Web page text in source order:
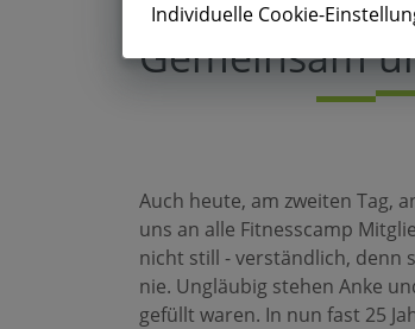
Gemeinsam
Auch heute, am zweiten Tag,
uns an alle Fitnesscamp
nicht still - verständlich, denn
nie. Ungläubig stehen Anke
gefüllt waren. In nun fast 25
Individuelle Cookie-